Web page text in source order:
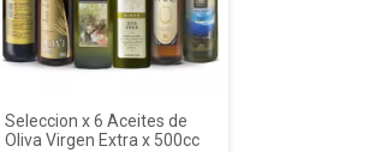
Seleccion x 6 Aceites de
Oliva Virgen Extra x 500cc